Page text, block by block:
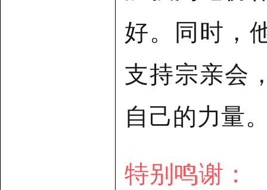
好。 同时，
支持宗亲会
自己的力量
特别鸣谢：